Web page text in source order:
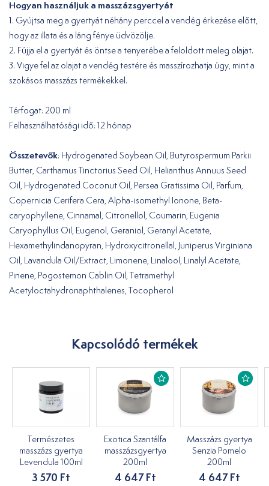
Hogyan használjuk a masszázsgyertyát
1. Gyújtsa meg a gyertyát néhány perccel a vendég érkezése előtt,
hogy az illata és a láng fénye üdvözölje.
2. Fújja el a gyertyát és öntse a tenyerébe a feloldott meleg olajat.
3. Vigye fel az olajat a vendég testére és masszírozhatja úgy, mint a
szokásos masszázs termékekkel.
Térfogat: 200 ml
Felhasználhatósági idő: 12 hónap
Összetevők: Hydrogenated Soybean Oil, Butyrospermum Parkii
Butter, Carthamus Tinctorius Seed Oil, Helianthus Annuus Seed
Oil, Hydrogenated Coconut Oil, Persea Gratissima Oil, Parfum,
Copernicia Cerifera Cera, Alpha-isomethyl Ionone, Beta-
caryophyllene, Cinnamal, Citronellol, Coumarin, Eugenia
Caryophyllus Oil, Eugenol, Geraniol, Geranyl Acetate,
Hexamethylindanopyran, Hydroxycitronellal, Juniperus Virginiana
Oil, Lavandula Oil/Extract, Limonene, Linalool, Linalyl Acetate,
Pinene, Pogostemon Cablin Oil, Tetramethyl
Acetyloctahydronaphthalenes, Tocopherol
Kapcsolódó termékek
Természetes
masszázs gyertya
Levendula 100ml
3 570 Ft
Exotica Szantálfa
masszázsgyertya
200ml
4 647 Ft
Masszázs gyertya
Senzia Pomelo
200ml
4 647 Ft